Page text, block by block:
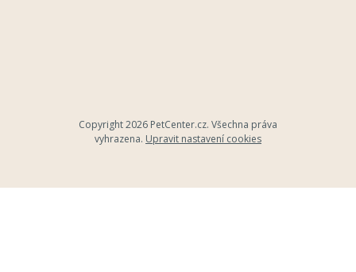
Copyright 2026 PetCenter.cz. Všechna práva
vyhrazena. Upravit nastavení cookies